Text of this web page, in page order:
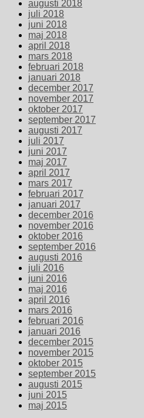
augusti 2018
juli 2018
juni 2018
maj 2018
april 2018
mars 2018
februari 2018
januari 2018
december 2017
november 2017
oktober 2017
september 2017
augusti 2017
juli 2017
juni 2017
maj 2017
april 2017
mars 2017
februari 2017
januari 2017
december 2016
november 2016
oktober 2016
september 2016
augusti 2016
juli 2016
juni 2016
maj 2016
april 2016
mars 2016
februari 2016
januari 2016
december 2015
november 2015
oktober 2015
september 2015
augusti 2015
juni 2015
maj 2015